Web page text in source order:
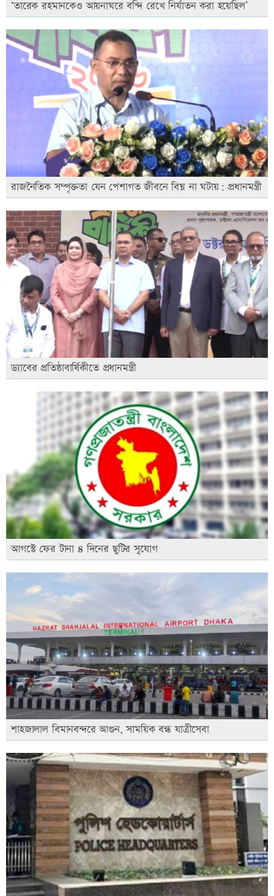
‘তারেক রহমানকেও আয়নাঘরে বন্দি রেখে নির্যাতন করা হয়েছিল’
রাজনৈতিক সম্পৃক্ততা যেন পেশাগত জীবনে বিঘ্ন না ঘটায়: প্রধানমন্ত্রী
ড্যাবের প্রতিষ্ঠাবার্ষিকীতে প্রধানমন্ত্রী
আগস্টে ফের টানা ৪ দিনের ছুটির সুযোগ
শাহজালাল বিমানবন্দরে আগুন, সাময়িক বন্ধ যাত্রীসেবা